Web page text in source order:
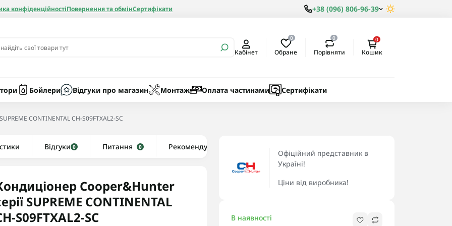
конфіденційностіПовернення та обмінСертифікати +38 (096) 806-96-39
Кабінет
0
Обране
0
Порівняти
0
Кошик
Бойлери Відгуки про магазин Монтаж Оплата частинами Сертифікати
Рушникосушки водяні
Колби
CONTINENTAL CH-S09FTXAL2-SC
Відгуки 0 Питання 0 Рекомендуємо
Cooper&Hunter
SUPREME CONTINENTAL
S09FTXAL2-SC
Офіційний представник в
Україні!
Ціни від виробника!
В наявності